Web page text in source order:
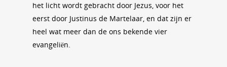
het licht wordt gebracht door Jezus, voor het
eerst door Justinus de Martelaar, en dat zijn er
heel wat meer dan de ons bekende vier
evangeliën.